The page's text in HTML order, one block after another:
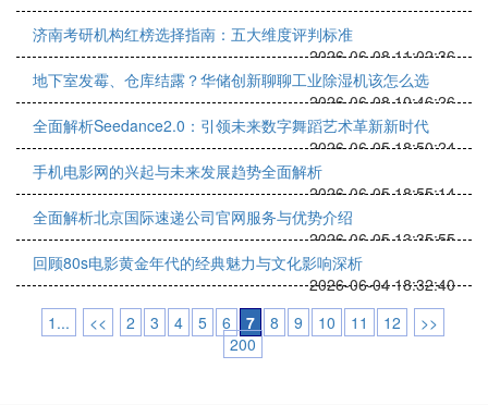
济南考研机构红榜选择指南：五大维度评判标准
2026-06-08 11:02:36
地下室发霉、仓库结露？华储创新聊聊工业除湿机该怎么选
2026-06-08 10:46:26
全面解析Seedance2.0：引领未来数字舞蹈艺术革新新时代
2026-06-05 18:50:24
手机电影网的兴起与未来发展趋势全面解析
2026-06-05 18:55:14
全面解析北京国际速递公司官网服务与优势介绍
2026-06-05 13:35:55
回顾80s电影黄金年代的经典魅力与文化影响深析
2026-06-04 18:32:40
1...
<< 2 3 4 5 6 7 8 9 10 11 12
>>
200